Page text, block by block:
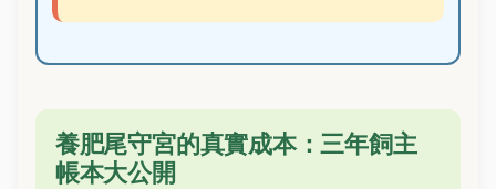
養肥尾守宮的真實成本：三年飼主
帳本大公開